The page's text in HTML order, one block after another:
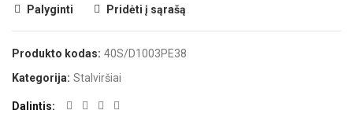
Palyginti Pridėti į sąrašą
Produkto kodas: 40S/D1003PE38
Kategorija: Stalviršiai
Dalintis